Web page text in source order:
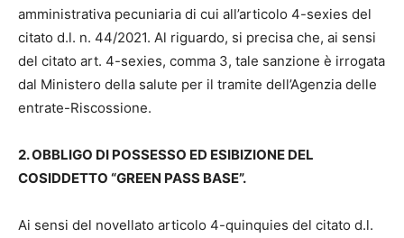
amministrativa pecuniaria di cui all’articolo 4-sexies del
citato d.l. n. 44/2021. Al riguardo, si precisa che, ai sensi
del citato art. 4-sexies, comma 3, tale sanzione è irrogata
dal Ministero della salute per il tramite dell’Agenzia delle
entrate-Riscossione.
2. OBBLIGO DI POSSESSO ED ESIBIZIONE DEL
COSIDDETTO “GREEN PASS BASE”.
Ai sensi del novellato articolo 4-quinquies del citato d.l.